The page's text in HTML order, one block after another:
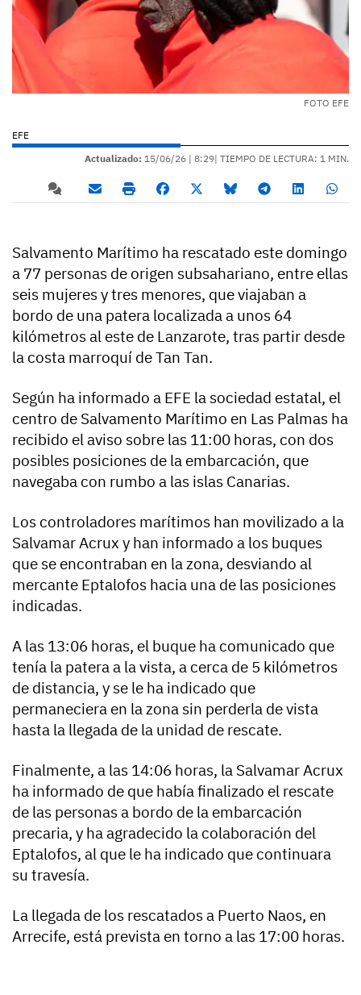
FOTO EFE
EFE
Actualizado: 15/06/26 | 8:29| TIEMPO DE LECTURA: 1 MIN.
Salvamento Marítimo ha rescatado este domingo
a 77 personas de origen subsahariano, entre ellas
seis mujeres y tres menores, que viajaban a
bordo de una patera localizada a unos 64
kilómetros al este de Lanzarote, tras partir desde
la costa marroquí de Tan Tan.
Según ha informado a EFE la sociedad estatal, el
centro de Salvamento Marítimo en Las Palmas ha
recibido el aviso sobre las 11:00 horas, con dos
posibles posiciones de la embarcación, que
navegaba con rumbo a las islas Canarias.
Los controladores marítimos han movilizado a la
Salvamar Acrux y han informado a los buques
que se encontraban en la zona, desviando al
mercante Eptalofos hacia una de las posiciones
indicadas.
A las 13:06 horas, el buque ha comunicado que
tenía la patera a la vista, a cerca de 5 kilómetros
de distancia, y se le ha indicado que
permaneciera en la zona sin perderla de vista
hasta la llegada de la unidad de rescate.
Finalmente, a las 14:06 horas, la Salvamar Acrux
ha informado de que había finalizado el rescate
de las personas a bordo de la embarcación
precaria, y ha agradecido la colaboración del
Eptalofos, al que le ha indicado que continuara
su travesía.
La llegada de los rescatados a Puerto Naos, en
Arrecife, está prevista en torno a las 17:00 horas.